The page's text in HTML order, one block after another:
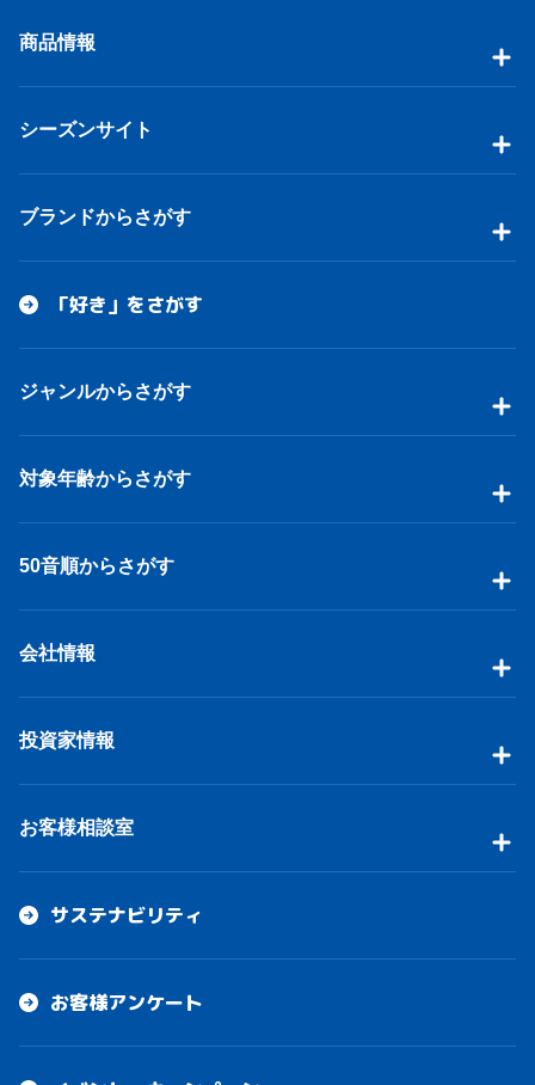
商品情報
シーズンサイト
ブランドからさがす
「好き」をさがす
ジャンルからさがす
対象年齢からさがす
50音順からさがす
会社情報
投資家情報
お客様相談室
サステナビリティ
お客様アンケート